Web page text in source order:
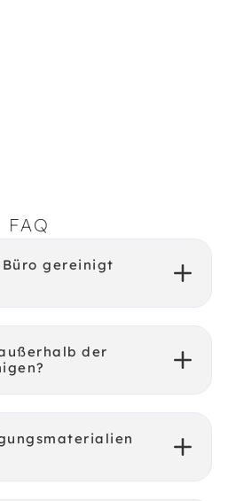
FAQ
gereinigt
der